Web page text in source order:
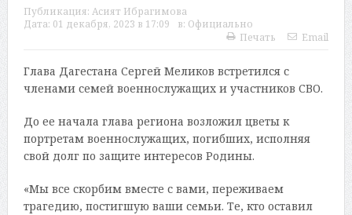
Публикация: Асият Ибрагимова
Дата: 01 декабря, 2023 в 17:09 в: Официально
Печать
Email
Глава Дагестана Сергей Меликов встретился с
членами семей военнослужащих и участников СВО.
До ее начала глава региона возложил цветы к
портретам военнослужащих, погибших, исполняя
свой долг по защите интересов Родины.
«Мы все скорбим вместе с вами, переживаем
трагедию, постигшую ваши семьи. Те, кто оставил